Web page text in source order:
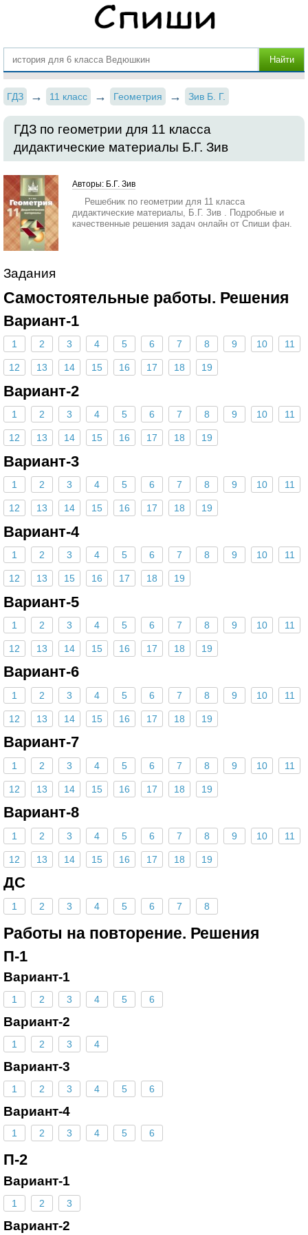
ГДЗ 11 класс Геометрия Зив Б. Г.
ГДЗ по геометрии для 11 класса
дидактические материалы Б.Г. Зив
Авторы: Б.Г. Зив
Решебник по геометрии для 11 класса
дидактические материалы, Б.Г. Зив . Подробные и
качественные решения задач онлайн от Спиши фан.
Задания
Самостоятельные работы. Решения
Вариант-1
1 2 3 4 5 6 7 8 9 10 11
12 13 14 15 16 17 18 19
Вариант-2
1 2 3 4 5 6 7 8 9 10 11
12 13 14 15 16 17 18 19
Вариант-3
1 2 3 4 5 6 7 8 9 10 11
12 13 14 15 16 17 18 19
Вариант-4
1 2 3 4 5 6 7 8 9 10 11
12 13 15 16 17 18 19
Вариант-5
1 2 3 4 5 6 7 8 9 10 11
12 13 14 15 16 17 18 19
Вариант-6
1 2 3 4 5 6 7 8 9 10 11
12 13 14 15 16 17 18 19
Вариант-7
1 2 3 4 5 6 7 8 9 10 11
12 13 14 15 16 17 18 19
Вариант-8
1 2 3 4 5 6 7 8 9 10 11
12 13 14 15 16 17 18 19
ДС
1 2 3 4 5 6 7 8
Работы на повторение. Решения
П-1
Вариант-1
1 2 3 4 5 6
Вариант-2
1 2 3 4
Вариант-3
1 2 3 4 5 6
Вариант-4
1 2 3 4 5 6
П-2
Вариант-1
1 2 3
Вариант-2